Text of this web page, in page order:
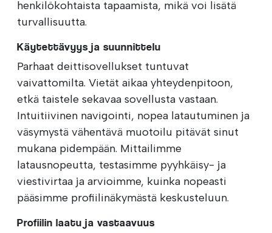
henkilökohtaista tapaamista, mikä voi lisätä
turvallisuutta.
Käytettävyys ja suunnittelu
Parhaat deittisovellukset tuntuvat
vaivattomilta. Vietät aikaa yhteydenpitoon,
etkä taistele sekavaa sovellusta vastaan.
Intuitiivinen navigointi, nopea latautuminen ja
väsymystä vähentävä muotoilu pitävät sinut
mukana pidempään. Mittailimme
latausnopeutta, testasimme pyyhkäisy- ja
viestivirtaa ja arvioimme, kuinka nopeasti
pääsimme profiilinäkymästä keskusteluun.
Profiilin laatu ja vastaavuus